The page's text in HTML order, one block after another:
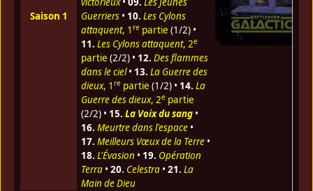
Saison 1
Guerriers• 10. Les Cylons
attaquent, 1 repartie (1/2) •
11. Les Cylons attaquent, 2e
partie (2/2) • 12. Des flammes
dans le ciel• 13. La Guerre des
dieux, 1 repartie (1/2) • 14. La
Guerre des dieux, 2epartie
(2/2) • 15. La Voix du sang•
16. Meurtre dans l'espace•
17. Meilleurs Vœux de la Terre•
18. L'Évasion • 19. Opération
Terra• 20. Celestra• 21. La
Main de Dieu